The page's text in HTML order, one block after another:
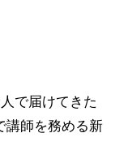
で届けてきた
講師を務める新